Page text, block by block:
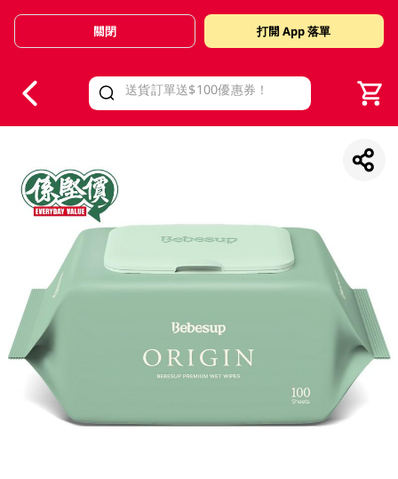
Valid Until 30 June 2026
關閉 打開 App 落單